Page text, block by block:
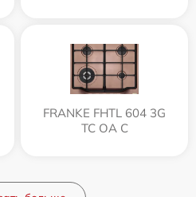
FRANKE FHTL 604 3G
TC OA C